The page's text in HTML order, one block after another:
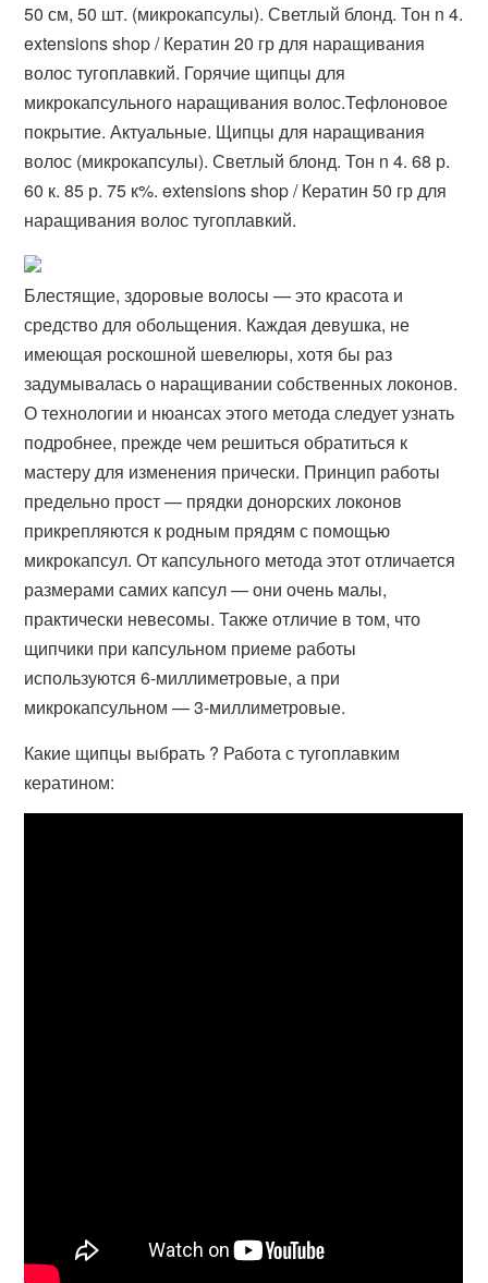
50 см, 50 шт. (микрокапсулы). Светлый блонд. Тон n 4.
extensions shop / Кератин 20 гр для наращивания
волос тугоплавкий. Горячие щипцы для
микрокапсульного наращивания волос.Тефлоновое
покрытие. Актуальные. Щипцы для наращивания
волос (микрокапсулы). Светлый блонд. Тон n 4. 68 р.
60 к. 85 р. 75 к%. extensions shop / Кератин 50 гр для
наращивания волос тугоплавкий.
Блестящие, здоровые волосы — это красота и
средство для обольщения. Каждая девушка, не
имеющая роскошной шевелюры, хотя бы раз
задумывалась о наращивании собственных локонов.
О технологии и нюансах этого метода следует узнать
подробнее, прежде чем решиться обратиться к
мастеру для изменения прически. Принцип работы
предельно прост — прядки донорских локонов
прикрепляются к родным прядям с помощью
микрокапсул. От капсульного метода этот отличается
размерами самих капсул — они очень малы,
практически невесомы. Также отличие в том, что
щипчики при капсульном приеме работы
используются 6-миллиметровые, а при
микрокапсульном — 3-миллиметровые.
Какие щипцы выбрать ? Работа с тугоплавким
кератином: